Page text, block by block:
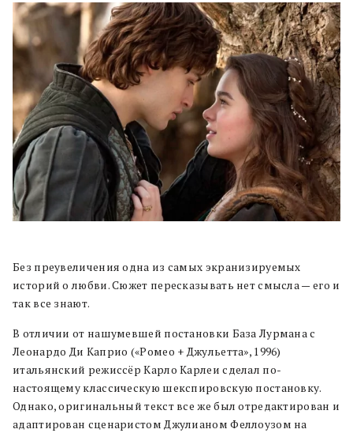
Без преувеличения одна из самых экранизируемых
историй о любви. Сюжет пересказывать нет смысла — его и
так все знают.
В отличии от нашумевшей постановки База Лурмана с
Леонардо Ди Каприо («Ромео + Джульетта», 1996)
итальянский режиссёр Карло Карлеи сделал по-
настоящему классическую шекспировскую постановку.
Однако, оригинальный текст все же был отредактирован и
адаптирован сценаристом Джулианом Феллоузом на